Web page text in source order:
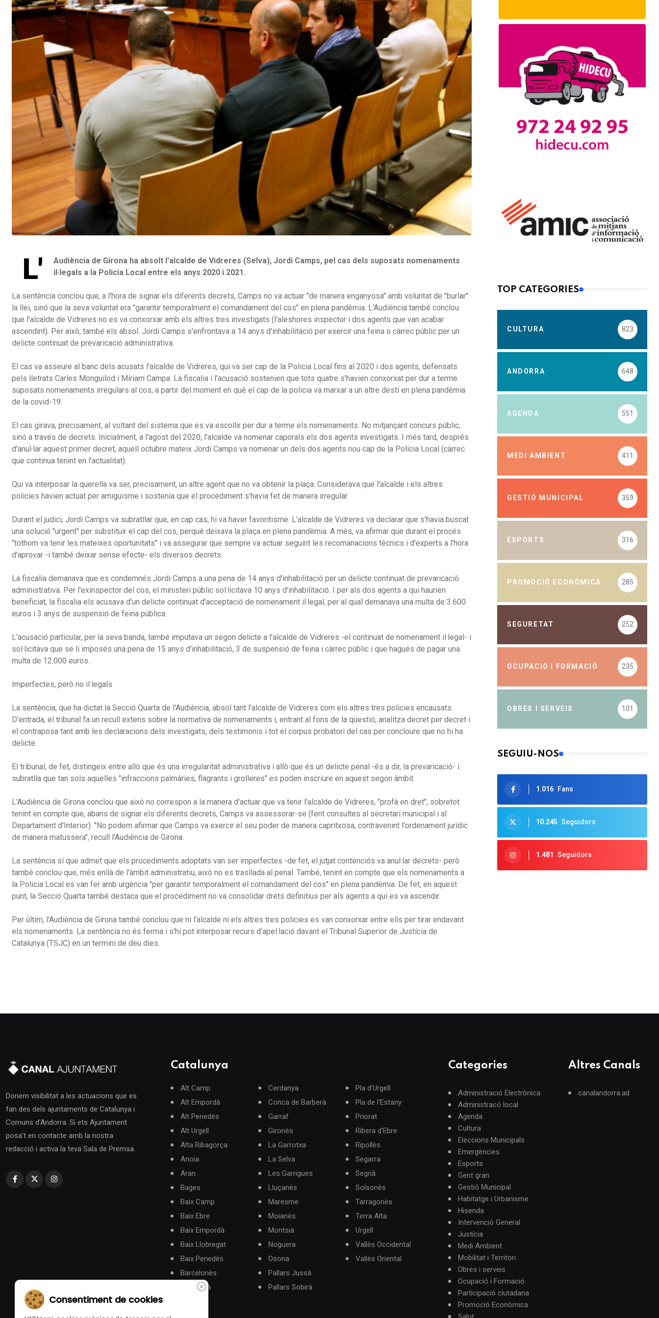
L'
Audiència de Girona ha absolt l'alcalde de Vidreres (Selva), Jordi Camps, pel cas dels suposats nomenaments
il·legals a la Policia Local entre els anys 2020 i 2021.
La sentència conclou que, a l'hora de signar els diferents decrets, Camps no va actuar "de manera enganyosa" amb voluntat de "burlar"
la llei, sinó que la seva voluntat era "garantir temporalment el comandament del cos" en plena pandèmia. L'Audiència també conclou
que l'alcalde de Vidreres no es va conxorxar amb els altres tres investigats (l'aleshores inspector i dos agents que van acabar
ascendint). Per això, també els absol. Jordi Camps s'enfrontava a 14 anys d'inhabilitació per exercir una feina o càrrec públic per un
delicte continuat de prevaricació administrativa.
El cas va asseure al banc dels acusats l'alcalde de Vidreres, qui va ser cap de la Policia Local fins al 2020 i dos agents, defensats
pels lletrats Carles Monguilod i Míriam Campa. La fiscalia i l'acusació sostenien que tots quatre s'havien conxorxat per dur a terme
suposats nomenaments irregulars al cos, a partir del moment en què el cap de la policia va marxar a un altre destí en plena pandèmia
de la covid-19.
El cas girava, precisament, al voltant del sistema que es va escollir per dur a terme els nomenaments. No mitjançant concurs públic,
sinó a través de decrets. Inicialment, a l'agost del 2020, l'alcalde va nomenar caporals els dos agents investigats. I més tard, després
d'anul·lar aquest primer decret, aquell octubre mateix Jordi Camps va nomenar un dels dos agents nou cap de la Policia Local (càrrec
que continua tenint en l'actualitat).
Qui va interposar la querella va ser, precisament, un altre agent que no va obtenir la plaça. Considerava que l'alcalde i els altres
policies havien actuat per amiguisme i sostenia que el procediment s'havia fet de manera irregular.
Durant el judici, Jordi Camps va subratllar que, en cap cas, hi va haver favoritisme. L'alcalde de Vidreres va declarar que s'havia buscat
una solució "urgent" per substituir el cap del cos, perquè deixava la plaça en plena pandèmia. A més, va afirmar que durant el procés
"tothom va tenir les mateixes oportunitats" i va assegurar que sempre va actuar seguint les recomanacions tècnics i d'experts a l'hora
d'aprovar -i també deixar sense efecte- els diversos decrets.
La fiscalia demanava que es condemnés Jordi Camps a una pena de 14 anys d'inhabilitació per un delicte continuat de prevaricació
administrativa. Per l'exinspector del cos, el ministeri públic sol·licitava 10 anys d'inhabilitació. I per als dos agents a qui haurien
beneficiat, la fiscalia els acusava d'un delicte continuat d'acceptació de nomenament il·legal, per al qual demanava una multa de 3.600
euros i 3 anys de suspensió de feina pública.
L'acusació particular, per la seva banda, també imputava un segon delicte a l'alcalde de Vidreres -el continuat de nomenament il·legal- i
sol·licitava que se li imposés una pena de 15 anys d'inhabilitació, 3 de suspensió de feina i càrrec públic i que hagués de pagar una
multa de 12.000 euros.
Imperfectes, però no il·legals
La sentència, que ha dictat la Secció Quarta de l'Audiència, absol tant l'alcalde de Vidreres com els altres tres policies encausats.
D'entrada, el tribunal fa un recull extens sobre la normativa de nomenaments i, entrant al fons de la qüestió, analitza decret per decret i
el contraposa tant amb les declaracions dels investigats, dels testimonis i tot el corpus probatori del cas per concloure que no hi ha
delicte.
El tribunal, de fet, distingeix entre allò que és una irregularitat administrativa i allò que és un delicte penal -és a dir, la prevaricació- i
subratlla que tan sols aquelles "infraccions palmàries, flagrants i grolleres" es poden inscriure en aquest segon àmbit.
L'Audiència de Girona conclou que això no correspon a la manera d'actuar que va tenir l'alcalde de Vidreres, "profà en dret", sobretot
tenint en compte que, abans de signar els diferents decrets, Camps va assessorar-se (fent consultes al secretari municipal i al
Departament d'Interior). "No podem afirmar que Camps va exercir el seu poder de manera capritxosa, contravenint l'ordenament jurídic
de manera matussera", recull l'Audiència de Girona.
La sentència sí que admet que els procediments adoptats van ser imperfectes -de fet, el jutjat contenciós va anul·lar decrets- però
també conclou que, més enllà de l'àmbit administratiu, això no es trasllada al penal. També, tenint en compte que els nomenaments a
la Policia Local es van fer amb urgència "per garantir temporalment el comandament del cos" en plena pandèmia. De fet, en aquest
punt, la Secció Quarta també destaca que el procediment no va consolidar drets definitius per als agents a qui es va ascendir.
Per últim, l'Audiència de Girona també conclou que ni l'alcalde ni els altres tres policies es van conxorxar entre ells per tirar endavant
els nomenaments. La sentència no és ferma i s'hi pot interposar recurs d'apel·lació davant el Tribunal Superior de Justícia de
Catalunya (TSJC) en un termini de deu dies.
TOP CATEGORIES
CULTURA 823
ANDORRA 648
AGENDA 551
MEDI AMBIENT 411
GESTIÓ MUNICIPAL 359
ESPORTS 316
PROMOCIÓ ECONÒMICA 285
SEGURETAT 252
OCUPACIÓ I FORMACIÓ 235
OBRES I SERVEIS 101
SEGUIU-NOS
1.016 Fans
10.245 Seguidors
1.481 Seguidors
Donem visibilitat a les actuacions que es
fan des dels ajuntaments de Catalunya i
Comuns d'Andorra. Si ets Ajuntament
posa't en contacte amb la nostra
redacció i activa la teva Sala de Premsa.
Catalunya
Alt Camp
Alt Empordà
Alt Penedès
Alt Urgell
Alta Ribagorça
Anoia
Aran
Bages
Baix Camp
Baix Ebre
Baix Empordà
Baix Llobregat
Baix Penedès
Barcelonès
Berguedà
Cerdanya
Conca de Barberà
Garraf
Gironès
La Garrotxa
La Selva
Les Garrigues
Lluçanès
Maresme
Moianès
Montsià
Noguera
Osona
Pallars Jussà
Pallars Sobirà
Pla d'Urgell
Pla de l'Estany
Priorat
Ribera d'Ebre
Ripollès
Segarra
Segrià
Solsonès
Tarragonès
Terra Alta
Urgell
Vallès Occidental
Vallès Oriental
Categories
Administració Electrònica
Administracó local
Agenda
Cultura
Eleccions Municipals
Emergències
Esports
Gent gran
Gestió Municipal
Habitatge i Urbanisme
Hisenda
Intervenció General
Justícia
Medi Ambient
Mobilitat i Territori
Obres i serveis
Ocupació i Formació
Participació ciutadana
Promoció Econòmica
Altres Canals
canalandorra.ad
Consentiment de cookies